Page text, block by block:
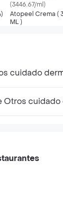
(3446.67/ml)
Atopeel Crema (
ML )
cuidado
Otros